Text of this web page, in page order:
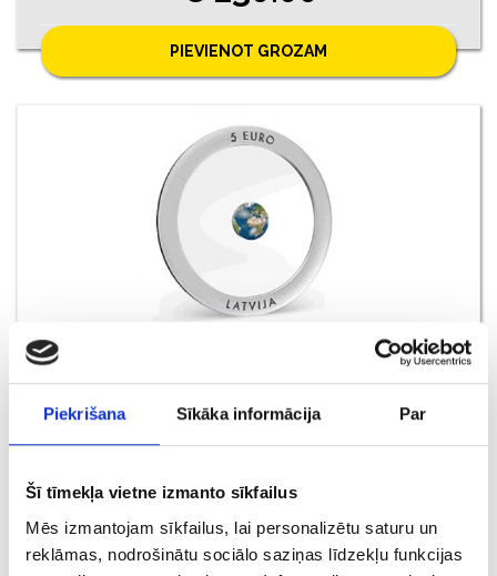
Piekrišana Sīkāka informācija Par
Šī tīmekļa vietne izmanto sīkfailus
Mēs izmantojam sīkfailus, lai personalizētu saturu un
reklāmas, nodrošinātu sociālo saziņas līdzekļu funkcijas
PIEVIENOT GROZAM
Latvijas sudraba monēta Zeme
€ 130.00